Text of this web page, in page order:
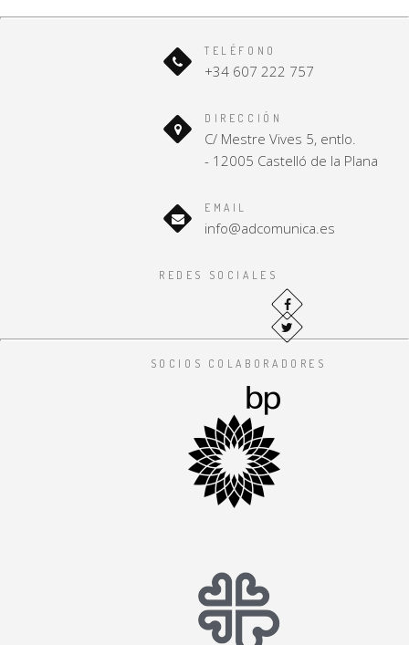
TELÉFONO
+34 607 222 757
DIRECCIÓN
C/ Mestre Vives 5, entlo.
- 12005 Castelló de la Plana
EMAIL
info@adcomunica.es
REDES SOCIALES
SOCIOS COLABORADORES